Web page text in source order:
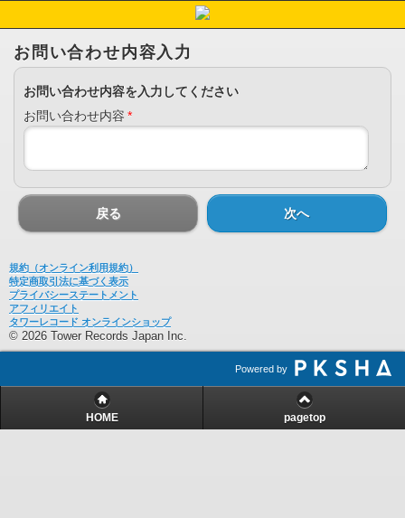
お問い合わせ内容入力
お問い合わせ内容を入力してください
お問い合わせ内容 *
戻る 次へ
規約（オンライン利用規約）
特定商取引法に基づく表示
プライバシーステートメント
アフィリエイト
タワーレコード オンラインショップ
© 2026 Tower Records Japan Inc.
Powered by
HOME pagetop